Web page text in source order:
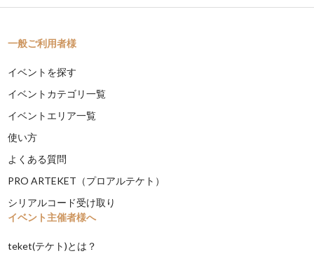
一般ご利用者様
イベントを探す
イベントカテゴリ一覧
イベントエリア一覧
使い方
よくある質問
PRO ARTEKET（プロアルテケト）
シリアルコード受け取り
イベント主催者様へ
teket(テケト)とは？